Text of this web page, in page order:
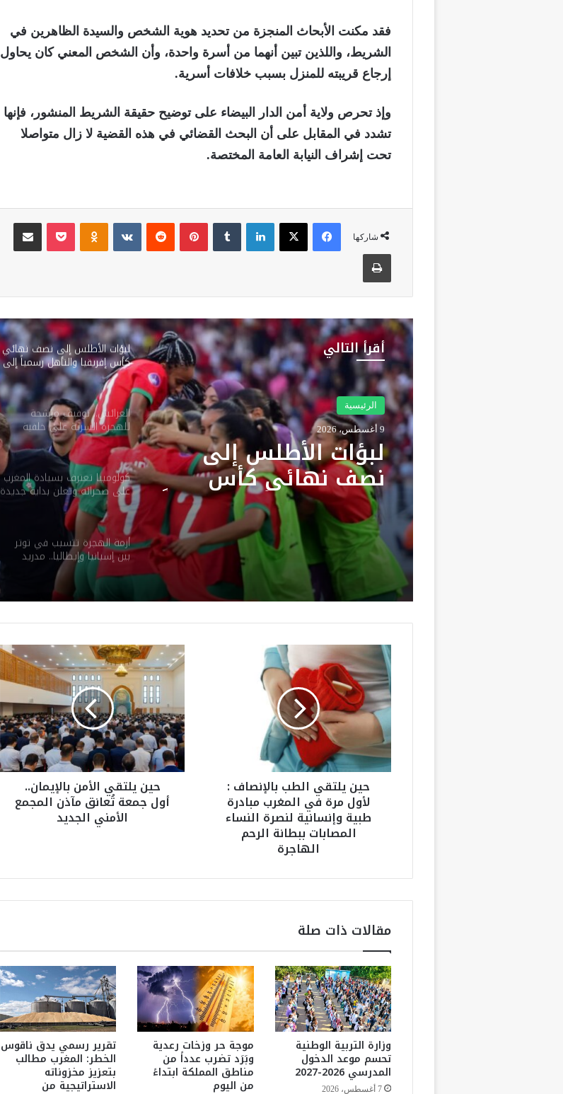
فقد مكنت الأبحاث المنجزة من تحديد هوية الشخص والسيدة الظاهرين في
الشريط، واللذين تبين أنهما من أسرة واحدة، وأن الشخص المعني كان يحاول
إرجاع قريبته للمنزل بسبب خلافات أسرية.
وإذ تحرص ولاية أمن الدار البيضاء على توضيح حقيقة الشريط المنشور، فإنها
تشدد في المقابل على أن البحث القضائي في هذه القضية لا زال متواصلا
تحت إشراف النيابة العامة المختصة.
شاركها
فيسبوك ‫X لينكدإن بينتيريست
أقرأ التالي
الرئيسية
9 أغسطس، 2026
لبؤات الأطلس إلى
نصف نهائي كأس
إفريقيا والتأهل رسمياً
إلى مونديال البرازيل
2027
الجهات
8 أغسطس، 2026
العرائش.. توقيف
مرشحة للهجرة السرية
على خلفية تصريحات
واتهامات زائفة
لبؤات الأطلس إلى نصف نهائي
كأس إفريقيا والتأهل رسمياً إلى
مونديال البرازيل 2027
العرائش.. توقيف مرشحة
للهجرة السرية على خلفية
تصريحات واتهامات زائفة
كولومبيا تعترف بسيادة المغرب
على صحرائه وتعلن بداية جديدة
في العلاقات مع المملكة
أزمة الهجرة تتسبب في توتر
بين إسبانيا وإيطاليا.. مدريد
تفرض مراقبة مؤقتة على
حدودها
ح
ي
ن
ي
ت
ق
ي
ا
ف
:
ل
أ
و
ل
م
ة
ف
ي
حين يلتقي الطب بالإنصاف :
لأول مرة في المغرب مبادرة
طبية وإنسانية لنصرة النساء
المصابات ببطانة الرحم
الهاجرة
ح
ي
ل
ت
ق
ي
ا
ن
.
.
أ
ل
م
ع
حين يلتقي الأمن بالإيمان..
أول جمعة تُعانق مآذن المجمع
الأمني الجديد
مقالات ذات صلة
وزارة التربية الوطنية
تحسم موعد الدخول
المدرسي 2026-2027
7 أغسطس، 2026
موجة حر وزخات رعدية
وبَرَد تضرب عدداً من
مناطق المملكة ابتداءً
من اليوم
تقرير رسمي يدق ناقوس
الخطر: المغرب مطالب
بتعزيز مخزوناته
الاستراتيجية من